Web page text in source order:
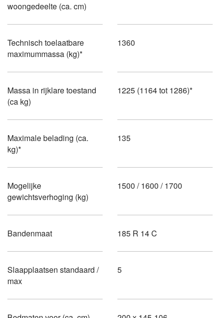
woongedeelte (ca. cm)
Technisch toelaatbare
maximummassa (kg)*
1360
Massa in rijklare toestand
(ca kg)
1225 (1164 tot 1286)*
Maximale belading (ca.
kg)*
135
Mogelijke
gewichtsverhoging (kg)
1500 / 1600 / 1700
Bandenmaat 185 R 14 C
Slaapplaatsen standaard /
max
5